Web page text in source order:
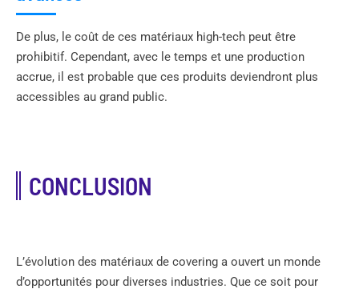
De plus, le coût de ces matériaux high-tech peut être
prohibitif. Cependant, avec le temps et une production
accrue, il est probable que ces produits deviendront plus
accessibles au grand public.
CONCLUSION
L’évolution des matériaux de covering a ouvert un monde
d’opportunités pour diverses industries. Que ce soit pour